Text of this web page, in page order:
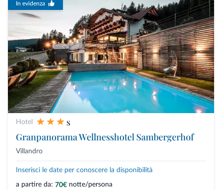
In evidenza
Hotel
s
Granpanorama Wellnesshotel Sambergerhof
Villandro
Inserisci le date per conoscere la disponibilità
a partire da: 70€ notte/persona